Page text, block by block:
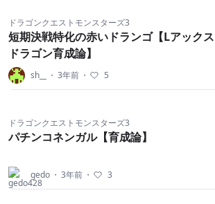
ドラゴンクエストモンスターズ3
短期決戦特化の赤いドランゴ【Lアックス
ドラゴン育成論】
sh__ ・ 3年前 ・ 5
ドラゴンクエストモンスターズ3
パチンコネンガル【育成論】
gedo ・ 3年前 ・ 3